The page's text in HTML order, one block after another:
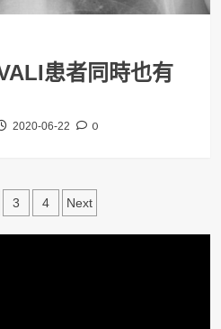
患者同時也有
2020-06-22 0
3 4 Next